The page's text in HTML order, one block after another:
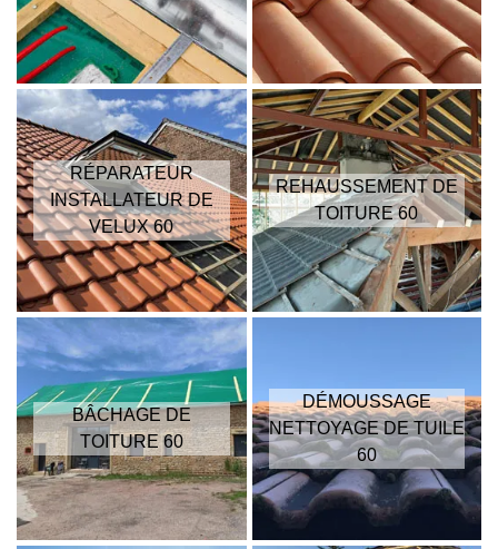
RÉPARATEUR
INSTALLATEUR DE
VELUX 60
REHAUSSEMENT DE
TOITURE 60
BÂCHAGE DE
TOITURE 60
DÉMOUSSAGE
NETTOYAGE DE TUILE
60